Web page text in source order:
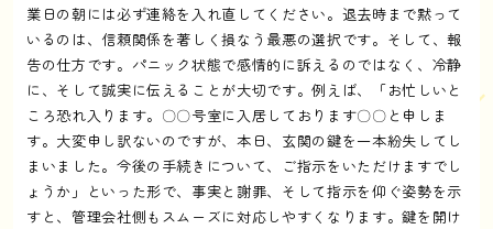
業日の朝には必ず連絡を入れ直してください。退去時まで黙って
いるのは、信頼関係を著しく損なう最悪の選択です。そして、報
告の仕方です。パニック状態で感情的に訴えるのではなく、冷静
に、そして誠実に伝えることが大切です。例えば、「お忙しいと
ころ恐れ入ります。〇〇号室に入居しております〇〇と申しま
す。大変申し訳ないのですが、本日、玄関の鍵を一本紛失してし
まいました。今後の手続きについて、ご指示をいただけますでし
ょうか」といった形で、事実と謝罪、そして指示を仰ぐ姿勢を示
すと、管理会社側もスムーズに対応しやすくなります。鍵を開け